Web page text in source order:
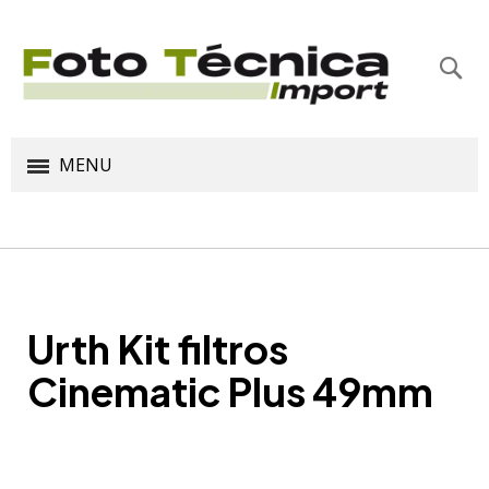
MENU
Urth Kit filtros
Cinematic Plus 49mm